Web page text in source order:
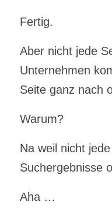
Fertig.
Aber nicht jede
Unternehmen
Seite ganz nach
Warum?
Na weil nicht
Suchergebnisse
Aha …